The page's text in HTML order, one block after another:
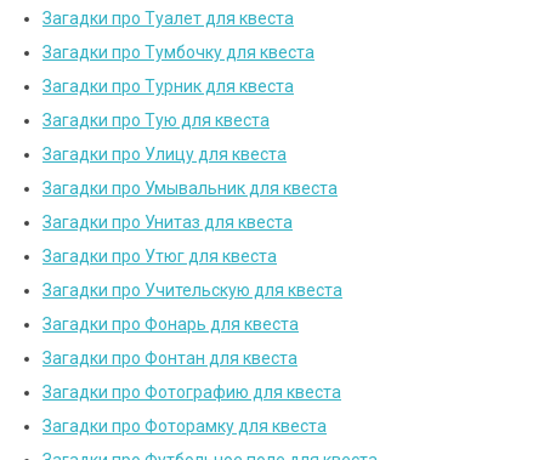
Загадки про Туалет для квеста
Загадки про Тумбочку для квеста
Загадки про Турник для квеста
Загадки про Тую для квеста
Загадки про Улицу для квеста
Загадки про Умывальник для квеста
Загадки про Унитаз для квеста
Загадки про Утюг для квеста
Загадки про Учительскую для квеста
Загадки про Фонарь для квеста
Загадки про Фонтан для квеста
Загадки про Фотографию для квеста
Загадки про Фоторамку для квеста